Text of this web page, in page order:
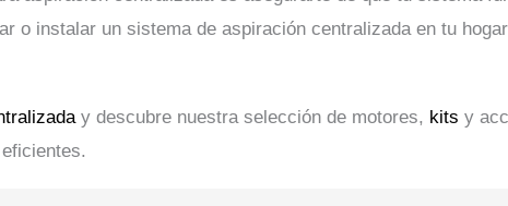
o instalar un sistema de aspiración centralizada en tu
y descubre nuestra selección de motores, kits y